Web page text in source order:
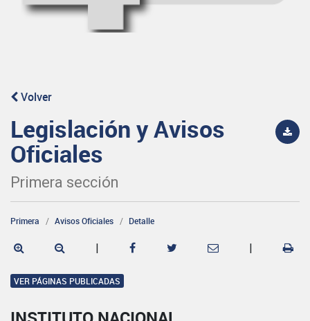
Volver
Legislación y Avisos
Oficiales
Primera sección
Primera Avisos Oficiales Detalle
| |
VER PÁGINAS PUBLICADAS